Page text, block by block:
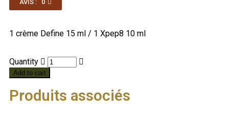
AVIS : 0
1 crème Define 15 ml / 1 Xpep8 10 ml
Quantity
Add to cart
Produits associés